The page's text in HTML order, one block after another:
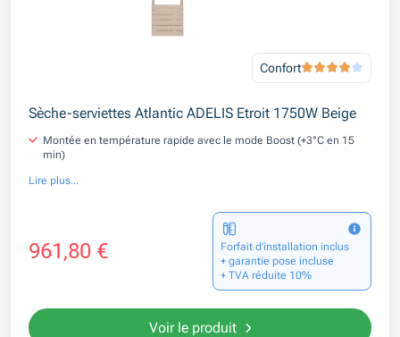
Confort
Sèche-serviettes Atlantic ADELIS Etroit 1750W Beige
Montée en température rapide avec le mode Boost (+3°C en 15
min)
Lire plus...
961,80 €
Forfait d’installation inclus
+ garantie pose incluse
+ TVA réduite 10%
Voir le produit